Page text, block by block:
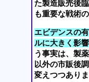
た製造販売後
も重要な戦術
エビデンスの
ルに大きく影
う事実は、製
以外の市販後
変えつつありま